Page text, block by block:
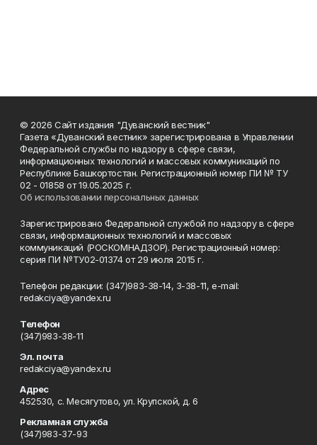
© 2026 Сайт издания "Дуванский вестник"
Газета «Дуванский вестник» зарегистрирована в Управлении
Федеральной службы по надзору в сфере связи,
информационных технологий и массовых коммуникаций по
Республике Башкортостан. Регистрационный номер ПИ № ТУ
02 - 01858 от 19.05.2025 г.
Об использовании персональных данных
Зарегистрировано Федеральной службой по надзору в сфере
связи, информационных технологий и массовых
коммуникаций (РОСКОМНАДЗОР). Регистрационный номер:
серия ПИ №ТУ02-01374 от 29 июля 2015 г.
Телефон редакции: (347)983-38-14, 3-38-11, e-mail:
redakciya@yandex.ru
Телефон
(347)983-38-11
Эл. почта
redakciya@yandex.ru
Адрес
452530, с. Месягутово, ул. Крупской, д. 6
Рекламная служба
(347)983-37-93